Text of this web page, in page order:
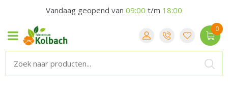
Vandaag geopend van 09:00 t/m 18:00